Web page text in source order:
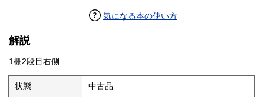
気になる本の使い方
解説
1棚2段目右側
状態 中古品